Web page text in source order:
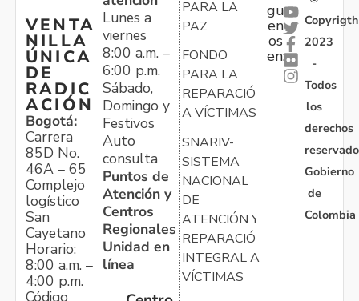
VENTA
NILLA
ÚNICA
DE
RADIC
ACIÓN
Bogotá:
Carrera
85D No.
46A – 65
Complejo
logístico
San
Cayetano
Horario:
8:00 a.m. –
4:00 p.m.
Código
Lunes a
viernes
8:00 a.m. –
6:00 p.m.
Sábado,
Domingo y
Festivos
Auto
consulta
Puntos de
Atención y
Centros
Regionales
Unidad en
línea
PARA LA
PAZ
FONDO
PARA LA
REPARACIÓN
A VÍCTIMAS
SNARIV-
SISTEMA
NACIONAL
DE
ATENCIÓN Y
REPARACIÓN
INTEGRAL A
VÍCTIMAS
gu
en
os
en:
Copyrigth
2023
-
Todos
los
derechos
Gobierno
de
Colombia